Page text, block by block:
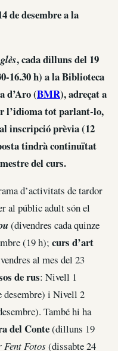
de desembre a la
, cada dilluns del 19
16.30 h) a la Biblioteca
d’Aro (BMR), adreçat a
l’idioma tot parlant-lo,
inscripció prèvia (12
tindrà continuïtat
del curs.
d’activitats de tardor
al públic adult són el
(divendres cada quinze
(19 h); curs d’art
al mes del 23
de rus: Nivell 1
desembre) i Nivell 2
També hi ha
del Conte(dilluns 19
Fent Fotos (dissabte 24